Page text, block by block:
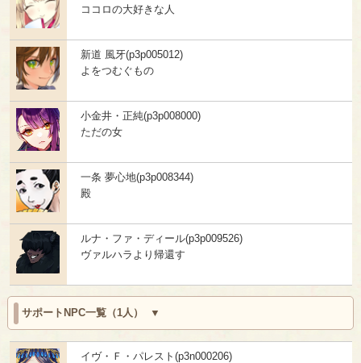
ココロの大好きな人
新道 風牙(p3p005012)
よをつむぐもの
小金井・正純(p3p008000)
ただの女
一条 夢心地(p3p008344)
殿
ルナ・ファ・ディール(p3p009526)
ヴァルハラより帰還す
サポートNPC一覧（1人）
イヴ・Ｆ・パレスト(p3n000206)